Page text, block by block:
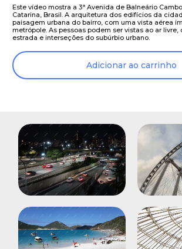
Este vídeo mostra a 3ª Avenida de Balneário
Catarina, Brasil. A arquitetura dos edifícios da
paisagem urbana do bairro, com uma vista aérea
metrópole. As pessoas podem ser vistas ao ar
estrada e interseções do subúrbio urbano.
Adicionar ao carrinho